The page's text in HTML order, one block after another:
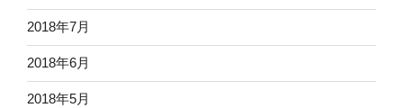
2018年7月
2018年6月
2018年5月